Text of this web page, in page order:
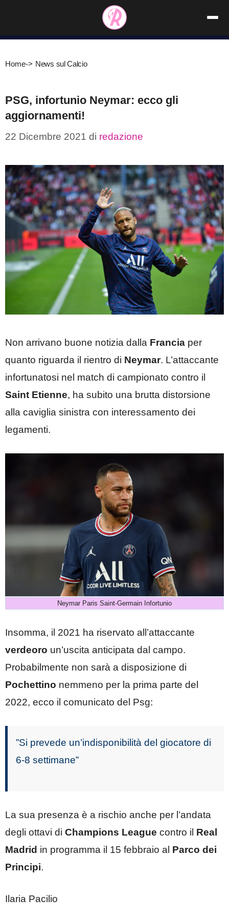
contenuto
Home-> News sul Calcio
PSG, infortunio Neymar: ecco gli
aggiornamenti!
22 Dicembre 2021 di redazione
Non arrivano buone notizia dalla Francia per
quanto riguarda il rientro di Neymar. L’attaccante
infortunatosi nel match di campionato contro il
Saint Etienne, ha subito una brutta distorsione
alla caviglia sinistra con interessamento dei
legamenti.
Neymar Paris Saint-Germain Infortunio
Insomma, il 2021 ha riservato all’attaccante
verdeoro un’uscita anticipata dal campo.
Probabilmente non sarà a disposizione di
Pochettino nemmeno per la prima parte del
2022, ecco il comunicato del Psg:
”Si prevede un’indisponibilità del giocatore di
6-8 settimane”
La sua presenza è a rischio anche per l’andata
degli ottavi di Champions League contro il Real
Madrid in programma il 15 febbraio al Parco dei
Principi.
Ilaria Pacilio